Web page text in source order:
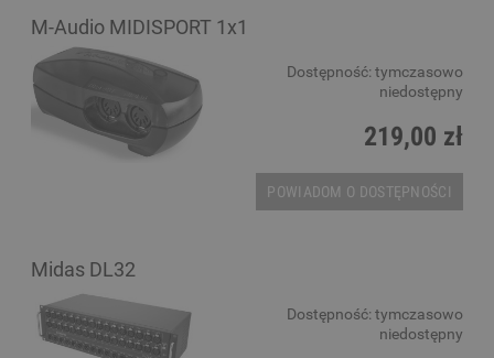
M-Audio MIDISPORT 1x1
Dostępność: tymczasowo
niedostępny
219,00 zł
POWIADOM O DOSTĘPNOŚCI
Midas DL32
Dostępność: tymczasowo
niedostępny